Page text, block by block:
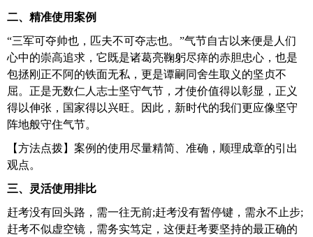
二、精准使用案例
“三军可夺帅也，匹夫不可夺志也。”气节自古以来便是人们
心中的崇高追求，它既是诸葛亮鞠躬尽瘁的赤胆忠心，也是
包拯刚正不阿的铁面无私，更是谭嗣同舍生取义的坚贞不
屈。正是无数仁人志士坚守气节，才使价值得以彰显，正义
得以伸张，国家得以兴旺。因此，新时代的我们更应像坚守
阵地般守住气节。
【方法点拨】案例的使用尽量精简、准确，顺理成章的引出
观点。
三、灵活使用排比
赶考没有回头路，需一往无前;赶考没有暂停键，需永不止步;
赶考不似虚空镜，需务实笃定，这便赶考要坚持的最正确的